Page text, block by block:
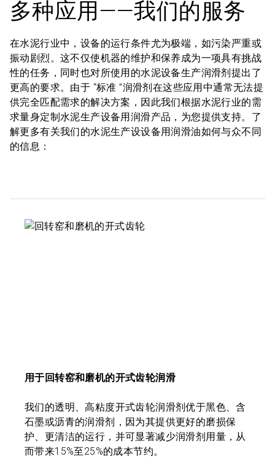
多种应用——我们的服务
在水泥行业中，设备的运行条件尤为极端，如污染严重或
振动剧烈。这不仅使机器的维护和保养成为一项具有挑战
性的任务，同时也对所使用的水泥设备生产润滑剂提出了
更高的要求。由于 “标准 ”润滑剂在这些应用中通常无法提
供完全匹配需求的解决方案，因此我们根据水泥行业的需
求量身定制水泥生产设备用润滑产品，为您提供支持。了
解更多有关我们的水泥生产设设备用润滑油如何与众不同
的信息：
用于回转窑和磨机的开式齿轮润滑
我们的透明、高粘度开式齿轮润滑剂优于黑色、含
石墨或沥青的润滑剂，因为其提供更好的磨损保
护、更清洁的运行，并可显著减少润滑剂用量，从
而带来15%至25%的成本节约。